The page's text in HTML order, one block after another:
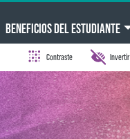
BENEFICIOS DEL ESTUDIANTE
Contraste Invertir